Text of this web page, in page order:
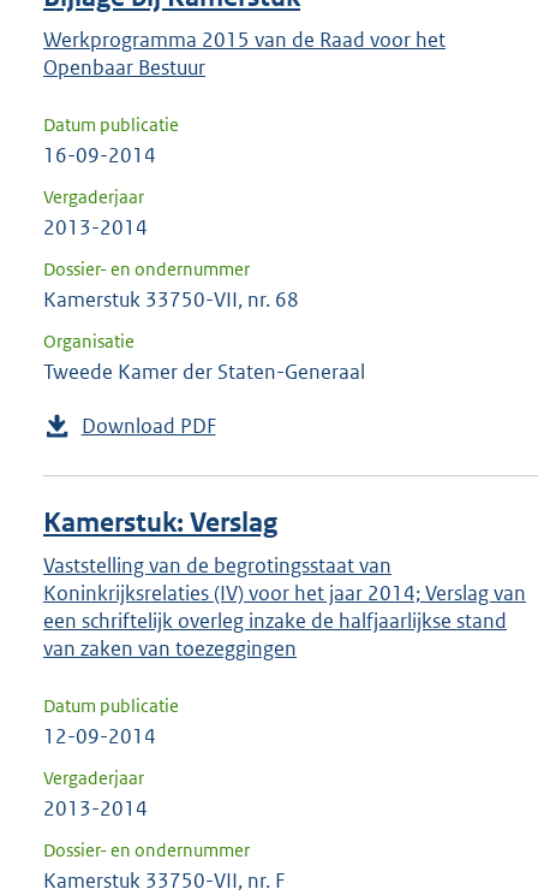
Werkprogramma 2015 van de Raad voor het
Openbaar Bestuur
Datum publicatie
16-09-2014
Vergaderjaar
2013-2014
Dossier- en ondernummer
Kamerstuk 33750-VII, nr. 68
Organisatie
Tweede Kamer der Staten-Generaal
Download PDF
Kamerstuk: Verslag
Vaststelling van de begrotingsstaat van
Koninkrijksrelaties (IV) voor het jaar 2014; Verslag van
een schriftelijk overleg inzake de halfjaarlijkse stand
van zaken van toezeggingen
Datum publicatie
12-09-2014
Vergaderjaar
2013-2014
Dossier- en ondernummer
Kamerstuk 33750-VII, nr. F